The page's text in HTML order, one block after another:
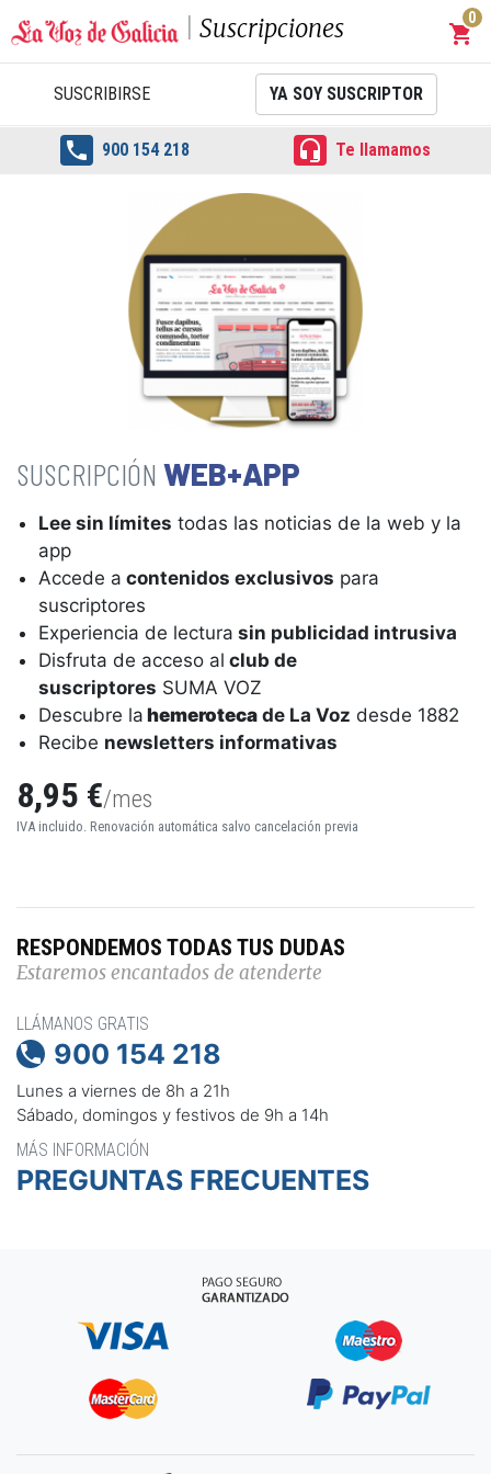
Suscripciones shopping_cart
0
SUSCRIBIRSE YA SOY SUSCRIPTOR
 900 154 218  Te llamamos
WEB+APP
Lee sin límites todas las noticias de la web y la
app
Accede a contenidos exclusivos para
suscriptores
Experiencia de lectura sin publicidad intrusiva
Disfruta de acceso al club de
suscriptores SUMA VOZ
Descubre la hemeroteca de La Voz desde 1882
Recibe newsletters informativas
8,95 €/mes
IVA incluido. Renovación automática salvo cancelación previa
RESPONDEMOS TODAS TUS DUDAS
Estaremos encantados de atenderte
LLÁMANOS GRATIS
 900 154 218
Lunes a viernes de 8h a 21h
Sábado, domingos y festivos de 9h a 14h
MÁS INFORMACIÓN
PREGUNTAS FRECUENTES